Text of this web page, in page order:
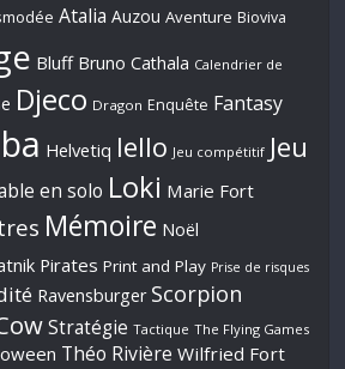
Atalia Auzou Aventure Bioviva
Bluff Bruno Cathala Calendrier de
Djeco Dragon Enquête Fantasy
Helvetiq Iello Jeu compétitif Jeu
en solo Loki Marie Fort
Mémoire Noël
Pirates Print and Play Prise de risques
Ravensburger Scorpion
Stratégie Tactique The Flying Games
Théo Rivière Wilfried Fort